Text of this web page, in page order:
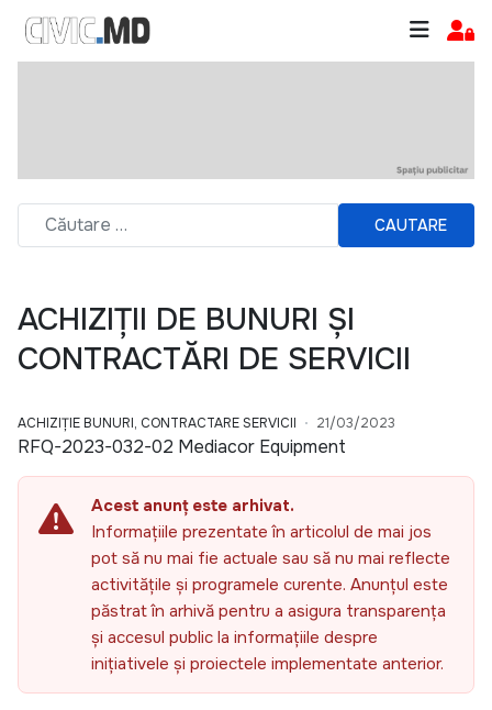
CAUTARE
ACHIZIȚII DE BUNURI ȘI
CONTRACTĂRI DE SERVICII
ACHIZIȚIE BUNURI, CONTRACTARE SERVICII 21/03/2023
RFQ-2023-032-02 Mediacor Equipment
Acest anunț este arhivat.
Informațiile prezentate în articolul de mai jos
pot să nu mai fie actuale sau să nu mai reflecte
activitățile și programele curente. Anunțul este
păstrat în arhivă pentru a asigura transparența
și accesul public la informațiile despre
inițiativele și proiectele implementate anterior.